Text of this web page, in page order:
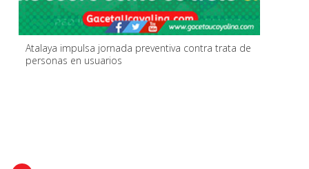
Atalaya impulsa jornada preventiva contra trata de
personas en usuarios